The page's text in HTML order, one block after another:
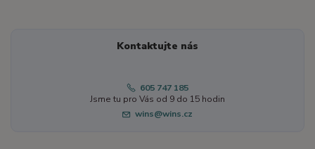
Kontaktujte nás
605 747 185
Jsme tu pro Vás od 9 do 15 hodin
wins@wins.cz